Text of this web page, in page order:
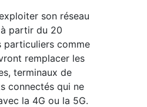
son réseau
partir du 20
particuliers comme
remplacer les
terminaux de
connectés qui ne
la 4G ou la 5G.